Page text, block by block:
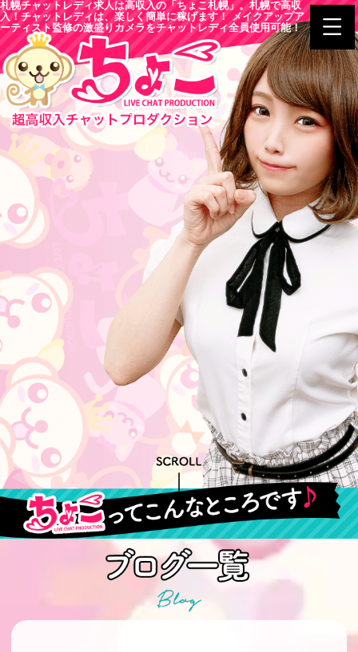
札幌チャットレディ求人は高収入の「ちょこ札幌」。札幌で高収
入！チャットレディは、楽しく簡単に稼げます！ メイクアップア
ーティスト監修の激盛りカメラをチャットレディ全員使用可能！